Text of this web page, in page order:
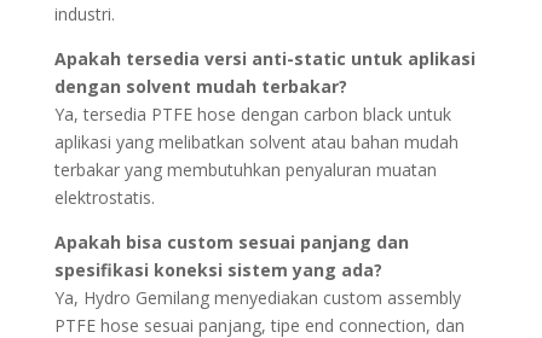
industri.
Apakah tersedia versi anti-static untuk aplikasi
dengan solvent mudah terbakar?
Ya, tersedia PTFE hose dengan carbon black untuk
aplikasi yang melibatkan solvent atau bahan mudah
terbakar yang membutuhkan penyaluran muatan
elektrostatis.
Apakah bisa custom sesuai panjang dan
spesifikasi koneksi sistem yang ada?
Ya, Hydro Gemilang menyediakan custom assembly
PTFE hose sesuai panjang, tipe end connection, dan